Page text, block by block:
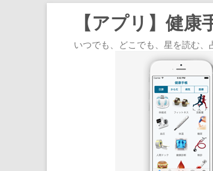
【アプリ】健
いつでも、どこでも、星を読む、